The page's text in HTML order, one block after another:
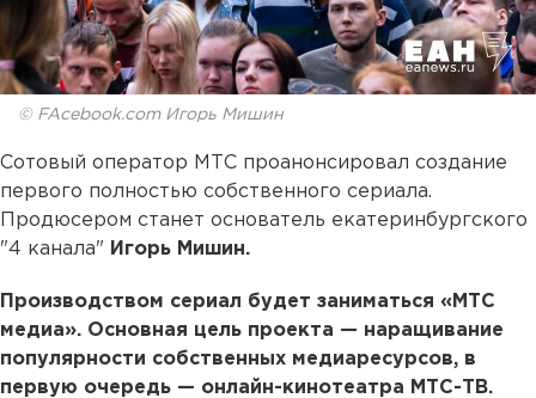
© FAcebook.com Игорь Мишин
Сотовый оператор МТС проанонсировал создание
первого полностью собственного сериала.
Продюсером станет основатель екатеринбургского
"4 канала" Игорь Мишин.
Производством сериал будет заниматься «МТС
медиа». Основная цель проекта — наращивание
популярности собственных медиаресурсов, в
первую очередь — онлайн-кинотеатра МТС-ТВ.